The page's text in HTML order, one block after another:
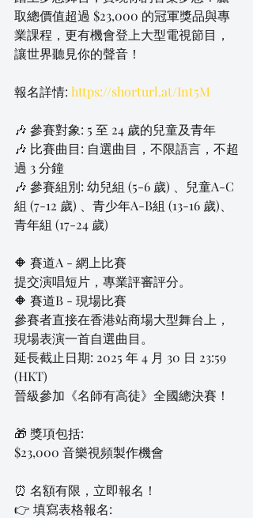
取總價值超過 $23,000 的冠軍獎品與專
業課程，更有機會登上大型電視節目，
讓世界聽見你的聲音！
報名詳情: https://shorturl.at/Int5M
🎶 參賽對象: 5 至 24 歲的兒童及青年
🎶 比賽曲目: 自選曲目，不限語言，不超
過 3 分鐘
🎶 參賽組別: 幼兒組 (5-6 歲) 、兒童A-C
組 (7-12 歲) 、青少年A-B組 (13-16 歲)、
青年組 (17-24 歲)
🔶 賽道A - 網上比賽
提交演唱短片，專業評審評分。
🔶 賽道B - 現場比賽
參賽者直接在香港站商場大型舞台上，
現場表演一首自選曲目。
延長截止日期: 2025 年 4 月 30 日 23:59
(HKT)
晉級參加《名師有高徒》全國總決賽！
🎁 獎項包括:
$23,000 音樂視頻製作機會
⏰ 名額有限，立即報名！
👉 填寫表格報名: